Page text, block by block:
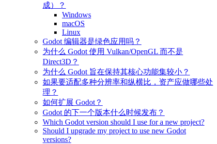
成）？
Windows
macOS
Linux
Godot 编辑器是绿色应用吗？
为什么 Godot 使用 Vulkan/OpenGL 而不是
Direct3D？
为什么 Godot 旨在保持其核心功能集较小？
如果要适配多种分辨率和纵横比，资产应做哪些处
理？
如何扩展 Godot？
Godot 的下一个版本什么时候发布？
Which Godot version should I use for a new project?
Should I upgrade my project to use new Godot
versions?